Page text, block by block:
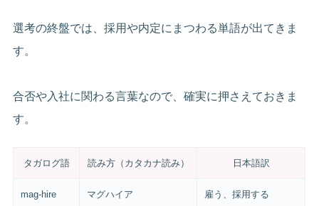
選考の終盤では、採用や内定にまつわる単語が出てきま
す。
合否や入社に関わる言葉なので、確実に押さえておきま
す。
タガログ語 読み方（カタカナ読み） 日本語訳
mag-hire マグハイア 雇う、採用する